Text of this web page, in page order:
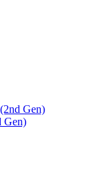
Gen)
Gen)